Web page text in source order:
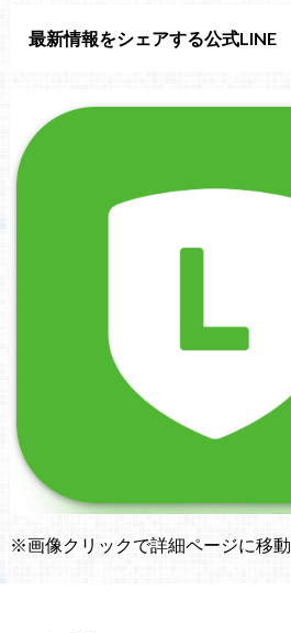
最新情報をシェアする公式LINE
※画像クリックで詳細ページに移動